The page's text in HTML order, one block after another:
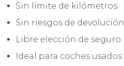
Sin límite de kilómetros
Sin riesgos de devolución
Libre elección de seguro
Ideal para coches usados